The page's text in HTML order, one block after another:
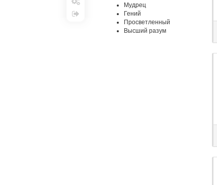
Настройки